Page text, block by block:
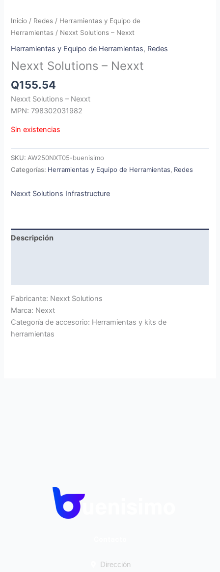
Inicio / Redes / Herramientas y Equipo de
Herramientas / Nexxt Solutions – Nexxt
Herramientas y Equipo de Herramientas, Redes
Nexxt Solutions – Nexxt
Q155.54
Nexxt Solutions – Nexxt
MPN: 798302031982
Sin existencias
SKU:AW250NXT05-buenisimo
Categorías: Herramientas y Equipo de Herramientas, Redes
Nexxt Solutions Infrastructure
Descripción
Fabricante: Nexxt Solutions
Marca: Nexxt
Categoría de accesorio: Herramientas y kits de
herramientas
Dirección